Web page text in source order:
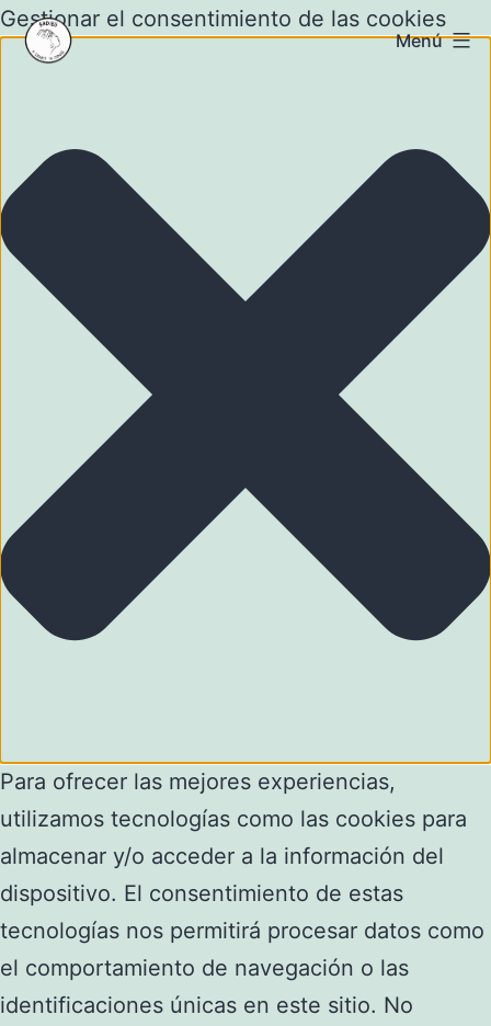
Gestionar el consentimiento de las cookies
Para ofrecer las mejores experiencias,
utilizamos tecnologías como las cookies para
almacenar y/o acceder a la información del
dispositivo. El consentimiento de estas
tecnologías nos permitirá procesar datos como
el comportamiento de navegación o las
identificaciones únicas en este sitio. No
Menú